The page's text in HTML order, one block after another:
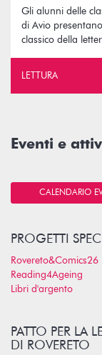
Gli alunni delle
di Avio
classico della
LETTURA
Eventi e
CALENDARIO
PROGETTI
Rovereto&Comics26
Reading4Ageing
Libri d'argento
PATTO PER LA
DI ROVERETO